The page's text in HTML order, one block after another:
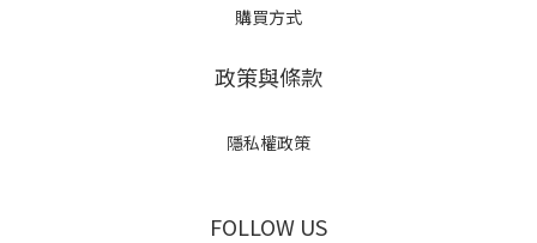
購買方式
政策與條款
隱私權政策
FOLLOW US